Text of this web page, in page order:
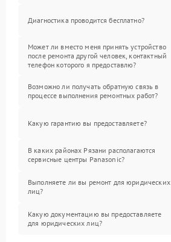
Диагностика проводится бесплатно?
Может ли вместо меня принять устройство
после ремонта другой человек, контактный
телефон которого я предоставлю?
Возможно ли получать обратную связь в
процессе выполнения ремонтных работ?
Какую гарантию вы предоставляете?
В каких районах Рязани располагаются
сервисные центры Panasonic?
Выполняете ли вы ремонт для юридических
лиц?
Какую документацию вы предоставляете
для юридических лиц?